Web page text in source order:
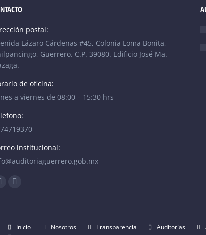
postal:
Lázaro Cárdenas #45, Colonia Loma Bonita,
Guerrero. C.P. 39080. Edificio José Ma.
de oficina:
a viernes de 08:00 – 15:30 hrs
institucional:
us on:
YouTube
in
Inicio Nosotros Transparencia Auditorías